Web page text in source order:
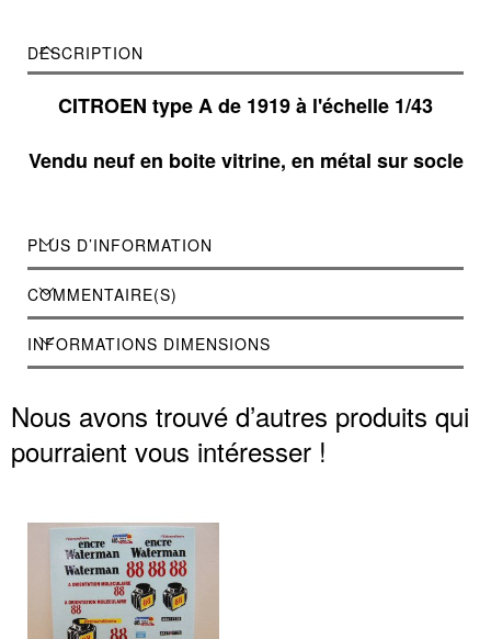
DESCRIPTION
CITROEN type A de 1919 à l'échelle 1/43
Vendu neuf en boite vitrine, en métal sur socle
PLUS D’INFORMATION
COMMENTAIRE(S)
INFORMATIONS DIMENSIONS
Nous avons trouvé d’autres produits qui
pourraient vous intéresser !